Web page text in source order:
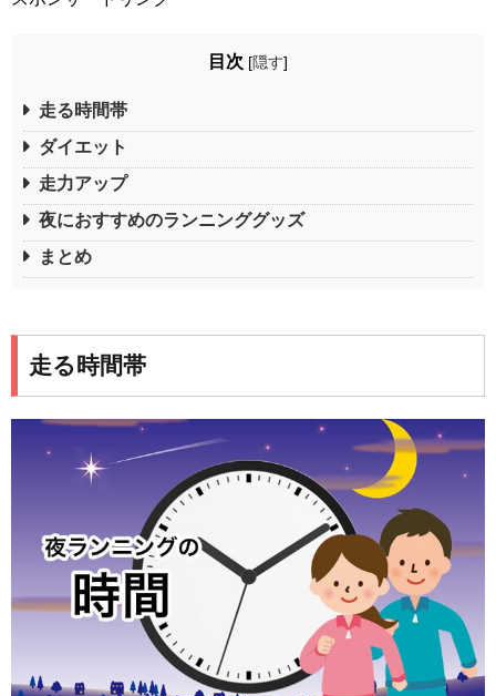
目次 [隠す]
走る時間帯
ダイエット
走力アップ
夜におすすめのランニンググッズ
まとめ
走る時間帯